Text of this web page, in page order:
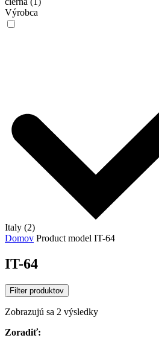
Výrobca
Italy (2)
Domov Product model IT-64
IT-64
Filter produktov
Zobrazujú sa 2 výsledkySorted
Zoradiť: